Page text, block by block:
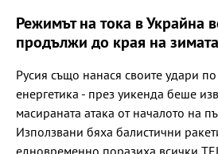
Режимът на тока в Украйна
продължи до края на зимата
Русия също нанася своите удари по
енергетика - през уикенда беше
масираната атака от началото на
Използвани бяха балистични
едновременно поразиха всички